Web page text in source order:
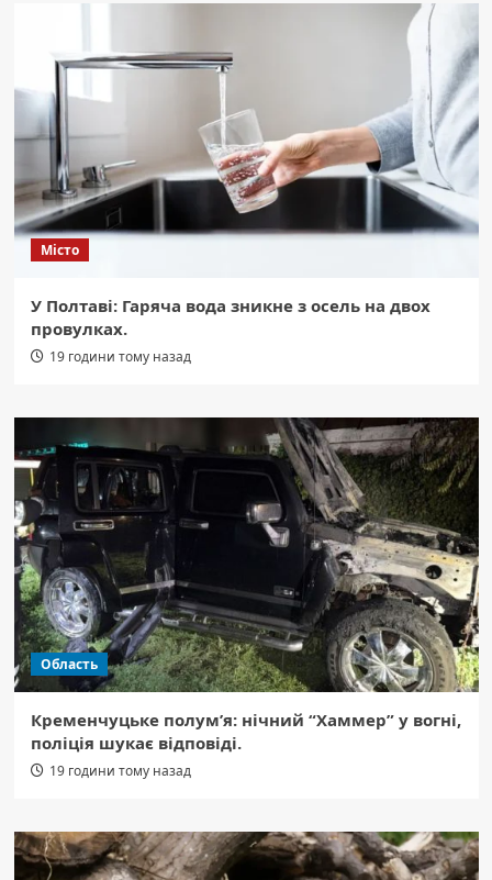
Місто
У Полтаві: Гаряча вода зникне з осель на двох
провулках.
19 години тому назад
Область
Кременчуцьке полум’я: нічний “Хаммер” у вогні,
поліція шукає відповіді.
19 години тому назад